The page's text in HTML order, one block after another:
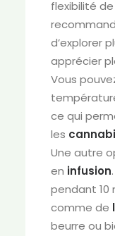
flexibilité
d’explorer
apprécier
Vous
ce qui
les
Une autre
en infusion
pendant 10
comme de
beurre ou